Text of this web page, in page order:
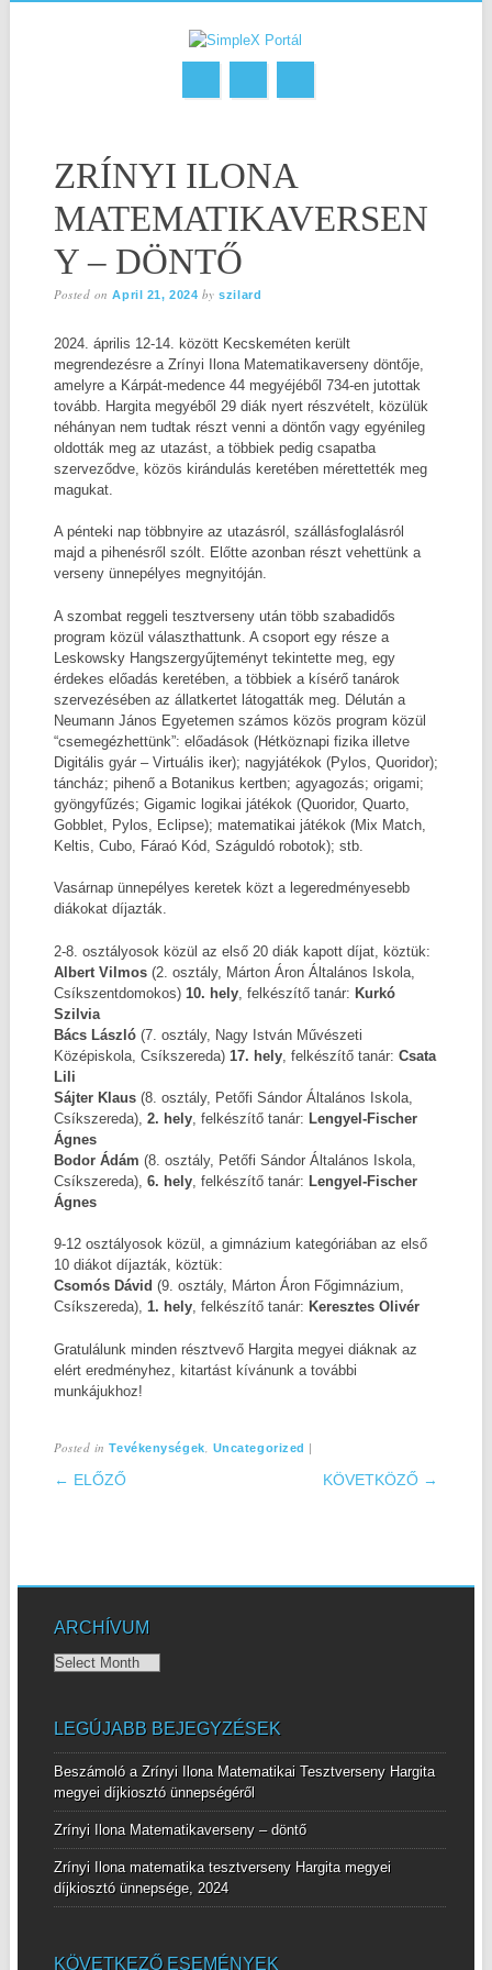
content
ZRÍNYI ILONA
MATEMATIKAVERSEN
Y – DÖNTŐ
Posted onApril 21, 2024 byszilard
2024. április 12-14. között Kecskeméten került
megrendezésre a Zrínyi Ilona Matematikaverseny döntője,
amelyre a Kárpát-medence 44 megyéjéből 734-en jutottak
tovább. Hargita megyéből 29 diák nyert részvételt, közülük
néhányan nem tudtak részt venni a döntőn vagy egyénileg
oldották meg az utazást, a többiek pedig csapatba
szerveződve, közös kirándulás keretében mérettették meg
magukat.
A pénteki nap többnyire az utazásról, szállásfoglalásról
majd a pihenésről szólt. Előtte azonban részt vehettünk a
verseny ünnepélyes megnyitóján.
A szombat reggeli tesztverseny után több szabadidős
program közül választhattunk. A csoport egy része a
Leskowsky Hangszergyűjteményt tekintette meg, egy
érdekes előadás keretében, a többiek a kísérő tanárok
szervezésében az állatkertet látogatták meg. Délután a
Neumann János Egyetemen számos közös program közül
“csemegézhettünk”: előadások (Hétköznapi fizika illetve
Digitális gyár – Virtuális iker); nagyjátékok (Pylos, Quoridor);
táncház; pihenő a Botanikus kertben; agyagozás; origami;
gyöngyfűzés; Gigamic logikai játékok (Quoridor, Quarto,
Gobblet, Pylos, Eclipse); matematikai játékok (Mix Match,
Keltis, Cubo, Fáraó Kód, Száguldó robotok); stb.
Vasárnap ünnepélyes keretek közt a legeredményesebb
diákokat díjazták.
2-8. osztályosok közül az első 20 diák kapott díjat, köztük:
Albert Vilmos(2. osztály, Márton Áron Általános Iskola,
Csíkszentdomokos) 10. hely, felkészítő tanár: Kurkó
Szilvia
Bács László (7. osztály, Nagy István Művészeti
Középiskola, Csíkszereda) 17. hely, felkészítő tanár: Csata
Lili
Sájter Klaus(8. osztály, Petőfi Sándor Általános Iskola,
Csíkszereda), 2. hely, felkészítő tanár: Lengyel-Fischer
Ágnes
Bodor Ádám (8. osztály, Petőfi Sándor Általános Iskola,
Csíkszereda), 6. hely, felkészítő tanár: Lengyel-Fischer
Ágnes
9-12 osztályosok közül, a gimnázium kategóriában az első
10 diákot díjazták, köztük:
Csomós Dávid (9. osztály, Márton Áron Főgimnázium,
Csíkszereda), 1. hely, felkészítő tanár: Keresztes Olivér
Gratulálunk minden résztvevő Hargita megyei diáknak az
elért eredményhez, kitartást kívánunk a további
munkájukhoz!
Posted inTevékenységek, Uncategorized |
POST NAVIGATION
← ELŐZŐ KÖVETKÖZŐ →
ARCHÍVUM
Archívum
LEGÚJABB BEJEGYZÉSEK
Beszámoló a Zrínyi Ilona Matematikai Tesztverseny Hargita
megyei díjkiosztó ünnepségéről
Zrínyi Ilona Matematikaverseny – döntő
Zrínyi Ilona matematika tesztverseny Hargita megyei
díjkiosztó ünnepsége, 2024
KÖVETKEZŐ ESEMÉNYEK